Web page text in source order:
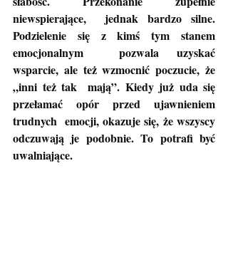
niewspierające,  jednak bardzo silne.
Podzielenie się z kimś tym stanem
emocjonalnym  pozwala uzyskać
wsparcie, ale też wzmocnić poczucie, że
„inni też tak  mają”. Kiedy już uda się
przełamać opór przed ujawnieniem
trudnych  emocji, okazuje się, że wszyscy
odczuwają je podobnie. To potrafi być
uwalniające.